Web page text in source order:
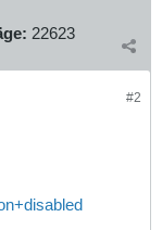
22623
#2